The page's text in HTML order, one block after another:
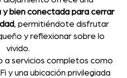
bien conectada para cerrar
, permitiéndote disfrutar
y reflexionar sobre lo
vivido.
a servicios completos como
y una ubicación privilegiada